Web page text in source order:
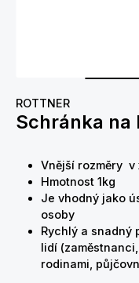
ROTTNER
Schránka na
Vnější rozměry v
Hmotnost 1kg
Je vhodný jako
osoby
Rychlý a snadný
lidí
rodinami,